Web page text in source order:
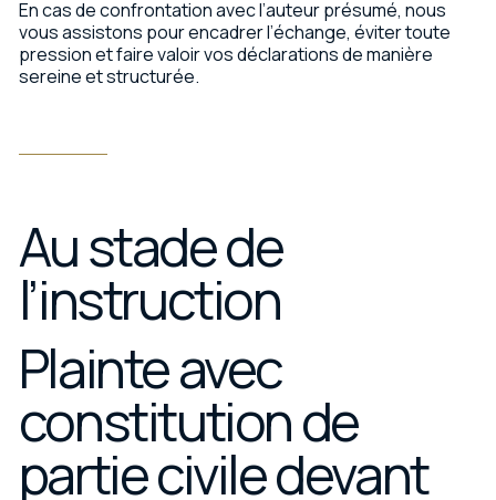
En cas de confrontation avec l’auteur présumé, nous
vous assistons pour encadrer l’échange, éviter toute
pression et faire valoir vos déclarations de manière
sereine et structurée.
Au stade de
l’instruction
Plainte avec
constitution de
partie civile devant